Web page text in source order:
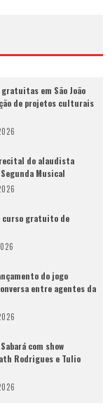
em São João
de projetos culturais
do alaudista
Musical
curso gratuito de
do jogo
entre agentes da
com show
Rodrigues e Tulio